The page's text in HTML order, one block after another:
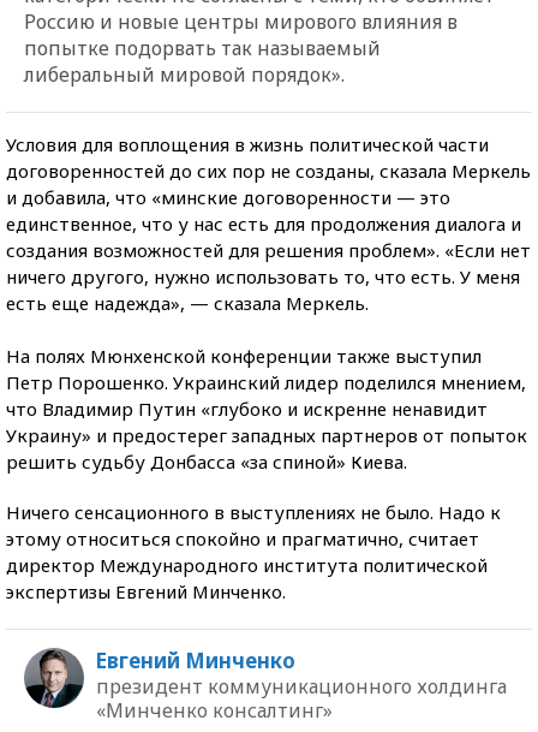
Россию и новые центры мирового влияния в
попытке подорвать так называемый
либеральный мировой порядок».
Условия для воплощения в жизнь политической части
договоренностей до сих пор не созданы, сказала Меркель
и добавила, что «минские договоренности — это
единственное, что у нас есть для продолжения диалога и
создания возможностей для решения проблем». «Если нет
ничего другого, нужно использовать то, что есть. У меня
есть еще надежда», — сказала Меркель.
На полях Мюнхенской конференции также выступил
Петр Порошенко. Украинский лидер поделился мнением,
что Владимир Путин «глубоко и искренне ненавидит
Украину» и предостерег западных партнеров от попыток
решить судьбу Донбасса «за спиной» Киева.
Ничего сенсационного в выступлениях не было. Надо к
этому относиться спокойно и прагматично, считает
директор Международного института политической
экспертизы Евгений Минченко.
Евгений Минченко
президент коммуникационного холдинга
«Минченко консалтинг»